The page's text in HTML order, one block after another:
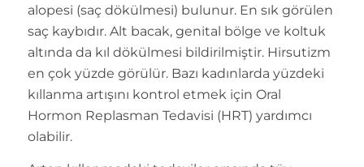
alopesi (saç dökülmesi) bulunur. En sık görülen
saç kaybıdır. Alt bacak, genital bölge ve koltuk
altında da kıl dökülmesi bildirilmiştir. Hirsutizm
en çok yüzde görülür. Bazı kadınlarda yüzdeki
kıllanma artışını kontrol etmek için Oral
Hormon Replasman Tedavisi (HRT) yardımcı
olabilir.